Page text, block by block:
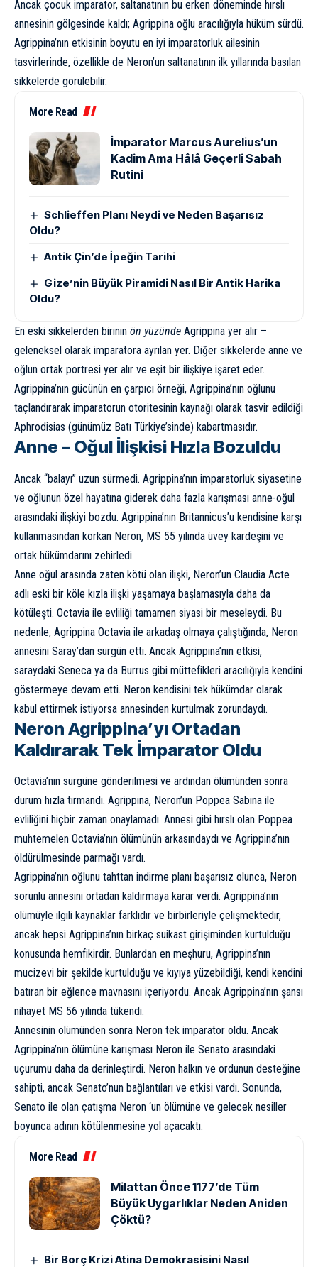
Ancak çocuk imparator, saltanatının bu erken döneminde hırslı
annesinin gölgesinde kaldı; Agrippina oğlu aracılığıyla hüküm sürdü.
Agrippina’nın etkisinin boyutu en iyi imparatorluk ailesinin
tasvirlerinde, özellikle de Neron’un saltanatının ilk yıllarında basılan
sikkelerde görülebilir.
More Read
İmparator Marcus Aurelius’un
Kadim Ama Hâlâ Geçerli Sabah
Rutini
Schlieffen Planı Neydi ve Neden Başarısız
Oldu?
Antik Çin’de İpeğin Tarihi
Gize’nin Büyük Piramidi Nasıl Bir Antik Harika
Oldu?
En eski sikkelerden birinin ön yüzünde Agrippina yer alır –
geleneksel olarak imparatora ayrılan yer. Diğer sikkelerde anne ve
oğlun ortak portresi yer alır ve eşit bir ilişkiye işaret eder.
Agrippina’nın gücünün en çarpıcı örneği, Agrippina’nın oğlunu
taçlandırarak imparatorun otoritesinin kaynağı olarak tasvir edildiği
Aphrodisias (günümüz Batı Türkiye’sinde) kabartmasıdır.
Anne – Oğul İlişkisi Hızla Bozuldu
Ancak “balayı” uzun sürmedi. Agrippina’nın imparatorluk siyasetine
ve oğlunun özel hayatına giderek daha fazla karışması anne-oğul
arasındaki ilişkiyi bozdu. Agrippina’nın Britannicus’u kendisine karşı
kullanmasından korkan Neron, MS 55 yılında üvey kardeşini ve
ortak hükümdarını zehirledi.
Anne oğul arasında zaten kötü olan ilişki, Neron’un Claudia Acte
adlı eski bir köle kızla ilişki yaşamaya başlamasıyla daha da
kötüleşti. Octavia ile evliliği tamamen siyasi bir meseleydi. Bu
nedenle, Agrippina Octavia ile arkadaş olmaya çalıştığında, Neron
annesini Saray’dan sürgün etti. Ancak Agrippina’nın etkisi,
saraydaki Seneca ya da Burrus gibi müttefikleri aracılığıyla kendini
göstermeye devam etti. Neron kendisini tek hükümdar olarak
kabul ettirmek istiyorsa annesinden kurtulmak zorundaydı.
Neron Agrippina’yı Ortadan
Kaldırarak Tek İmparator Oldu
Octavia’nın sürgüne gönderilmesi ve ardından ölümünden sonra
durum hızla tırmandı. Agrippina, Neron’un Poppea Sabina ile
evliliğini hiçbir zaman onaylamadı. Annesi gibi hırslı olan Poppea
muhtemelen Octavia’nın ölümünün arkasındaydı ve Agrippina’nın
öldürülmesinde parmağı vardı.
Agrippina’nın oğlunu tahttan indirme planı başarısız olunca, Neron
sorunlu annesini ortadan kaldırmaya karar verdi. Agrippina’nın
ölümüyle ilgili kaynaklar farklıdır ve birbirleriyle çelişmektedir,
ancak hepsi Agrippina’nın birkaç suikast girişiminden kurtulduğu
konusunda hemfikirdir. Bunlardan en meşhuru, Agrippina’nın
mucizevi bir şekilde kurtulduğu ve kıyıya yüzebildiği, kendi kendini
batıran bir eğlence mavnasını içeriyordu. Ancak Agrippina’nın şansı
nihayet MS 56 yılında tükendi.
Annesinin ölümünden sonra Neron tek imparator oldu. Ancak
Agrippina’nın ölümüne karışması Neron ile Senato arasındaki
uçurumu daha da derinleştirdi. Neron halkın ve ordunun desteğine
sahipti, ancak Senato’nun bağlantıları ve etkisi vardı. Sonunda,
Senato ile olan çatışma Neron ‘un ölümüne ve gelecek nesiller
boyunca adının kötülenmesine yol açacaktı.
More Read
Milattan Önce 1177’de Tüm
Büyük Uygarlıklar Neden Aniden
Çöktü?
Bir Borç Krizi Atina Demokrasisini Nasıl